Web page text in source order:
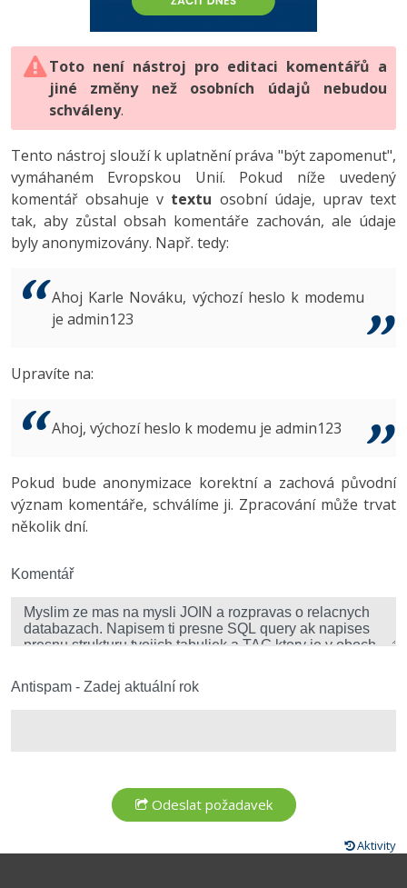
HTML5, CSS3, Bootstrap, SEO
SQL a databáze
Testování a verzování
UML a návrhové vzory
React
Spring
ASP.NET MVC
Best practices
PHP
JavaScript
Python
HTML / CSS
UML a návrhové vzory
MySQL/MariaDB
MS-SQL
Vývojář mobilních aplikací
C# Game developer
Tester
Systémový administrátor
3D grafik
Copywriter
WordPress specialista
-80%
JavaScript -80%
PHP -80%
Swift -80%
Kotlin -80%
VB.NET
Algoritmy -41%
Umělá inteligence (AI) -10%
Fórum
Digitální gramotnost
Marketing
WordPress
SEO
UX
Business
Copywriting
Windows
Kybernetická bezpečnost
-80%
Adobe Illustrator -80%
Adobe Lightroom
Adobe XD
Adobe InDesign -25%
Adobe After Effects
Inkscape
Fórum
Toto není nástroj pro editaci komentářů a
jiné změny než osobních údajů nebudou
schváleny.
Tento nástroj slouží k uplatnění práva "být zapomenut",
vymáhaném Evropskou Unií. Pokud níže uvedený
komentář obsahuje v textu osobní údaje, uprav text
tak, aby zůstal obsah komentáře zachován, ale údaje
byly anonymizovány. Např. tedy:
Ahoj Karle Nováku, výchozí heslo k modemu
je admin123
Upravíte na:
Ahoj, výchozí heslo k modemu je admin123
Pokud bude anonymizace korektní a zachová původní
význam komentáře, schválíme ji. Zpracování může trvat
několik dní.
Komentář
Antispam - Zadej aktuální rok
Aktivity